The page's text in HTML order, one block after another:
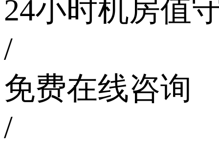
24小时机房值
/
免费在线咨询
/